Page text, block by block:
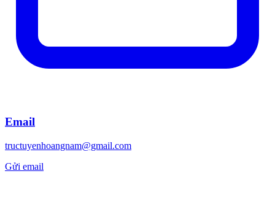
Email
tructuyenhoangnam@gmail.com
Gửi email